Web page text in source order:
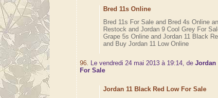
Bred 11s Online
Bred 11s For Sale and Bred 4s Online
Restock and Jordan 9 Cool Grey For
Grape 5s Online and Jordan 11 Black
and Buy Jordan 11 Low Online
96. Le vendredi 24 mai 2013 à 19:14, deJordan
For Sale
Jordan 11 Black Red Low For Sale